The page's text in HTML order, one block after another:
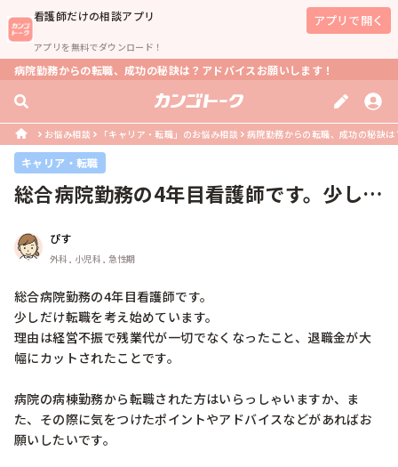
看護師だけの相談アプリ
アプリを無料でダウンロード！
アプリで開く
病院勤務からの転職、成功の秘訣は？アドバイスお願いします！
お悩み相談 「キャリア・転職」のお悩み相談 病院勤務からの転職、成功の秘訣
キャリア・転職
総合病院勤務の4年目看護師です。少しだ
ぴす
外科, 小児科, 急性期
総合病院勤務の4年目看護師です。
少しだけ転職を考え始めています。
理由は経営不振で残業代が一切でなくなったこと、退職金が大
幅にカットされたことです。
病院の病棟勤務から転職された方はいらっしゃいますか、ま
た、その際に気をつけたポイントやアドバイスなどがあればお
願いしたいです。